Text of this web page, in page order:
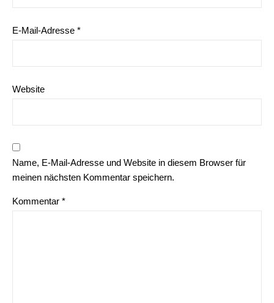
E-Mail-Adresse *
Website
Name, E-Mail-Adresse und Website in diesem Browser für
meinen nächsten Kommentar speichern.
Kommentar *